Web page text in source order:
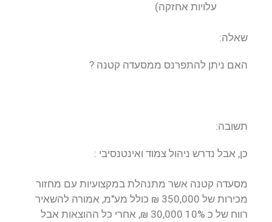
עלויות אחזקה)
שאלה:
האם ניתן להתפרנס ממסעדה קטנה ?
תשובה:
כן, אבל נדרש ניהול צמוד ואינטנסיבי :
מסעדה קטנה אשר מתנהלת במקצועיות עם מחזור
מכירות של 350,000 ₪ כולל מע"מ, אמורה להשאיר
רווח של כ 10% 30,000 ₪, אחרי כל ההוצאות אבל